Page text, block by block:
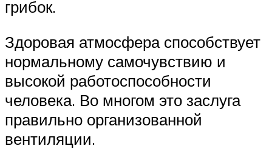
грибок.
Здоровая атмосфера способствует
нормальному самочувствию и
высокой работоспособности
человека. Во многом это заслуга
правильно организованной
вентиляции.